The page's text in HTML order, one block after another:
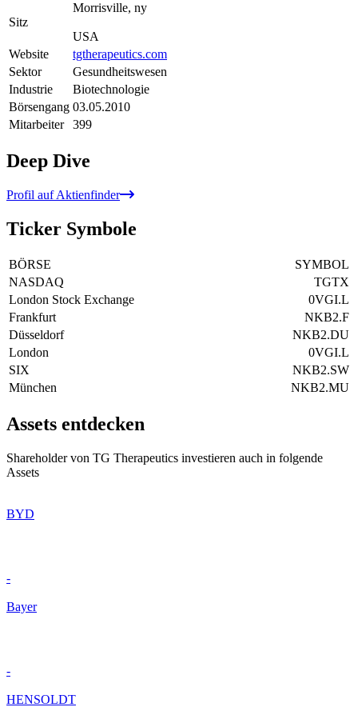
Sitz
Morrisville, ny
USA
Website
tgtherapeutics.com
Sektor
Gesundheitswesen
Industrie
Biotechnologie
Börsengang 03.05.2010
Mitarbeiter
399
Deep Dive
Profil auf Aktienfinder
Ticker Symbole
BÖRSE
SYMBOL
NASDAQ
TGTX
London Stock Exchange
0VGI.L
Frankfurt
NKB2.F
Düsseldorf
NKB2.DU
London
0VGI.L
SIX
NKB2.SW
München
NKB2.MU
Assets entdecken
Shareholder von TG Therapeutics investieren auch in folgende
Assets
BYD
-
Bayer
-
HENSOLDT